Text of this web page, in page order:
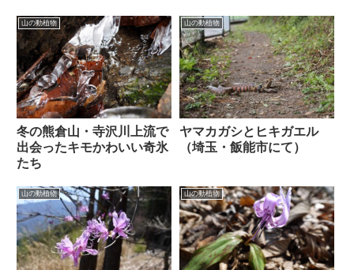
山の動植物
冬の熊倉山・寺沢川上流で
出会ったキモかわいい奇氷
たち
山の動植物
ヤマカガシとヒキガエル
（埼玉・飯能市にて）
山の動植物 山の動植物